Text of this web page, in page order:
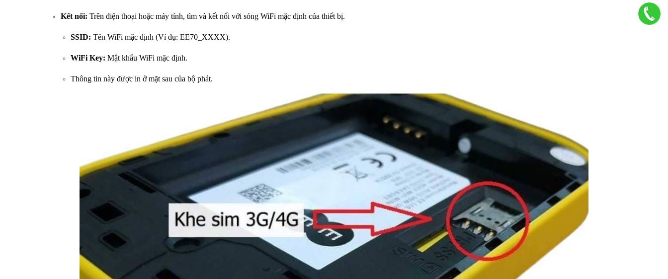
Kết nối: Trên điện thoại hoặc máy tính, tìm và kết nối với sóng WiFi mặc định của thiết bị.
SSID: Tên WiFi mặc định (Ví dụ: EE70_XXXX).
WiFi Key: Mật khẩu WiFi mặc định.
Thông tin này được in ở mặt sau của bộ phát.